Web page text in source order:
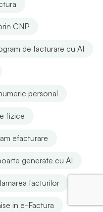
CNP
de facturare cu AI
personal
fizice
efacturare
generate cu AI
facturilor
in e-Factura